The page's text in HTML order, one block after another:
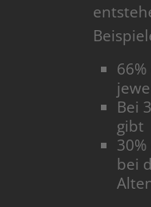
Bei
gibt
bei